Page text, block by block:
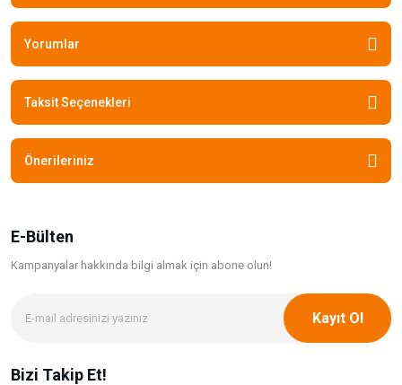
Yorumlar
Taksit Seçenekleri
Önerileriniz
E-Bülten
Kampanyalar hakkında bilgi almak için abone olun!
Kayıt Ol
Bizi Takip Et!